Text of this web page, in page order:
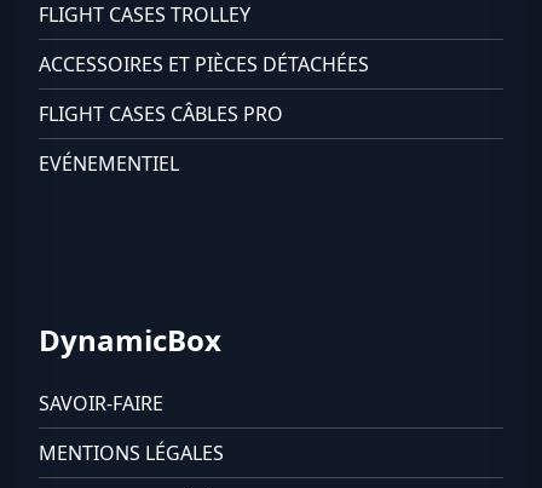
FLIGHT CASES TROLLEY
ACCESSOIRES ET PIÈCES DÉTACHÉES
FLIGHT CASES CÂBLES PRO
EVÉNEMENTIEL
DynamicBox
SAVOIR-FAIRE
MENTIONS LÉGALES